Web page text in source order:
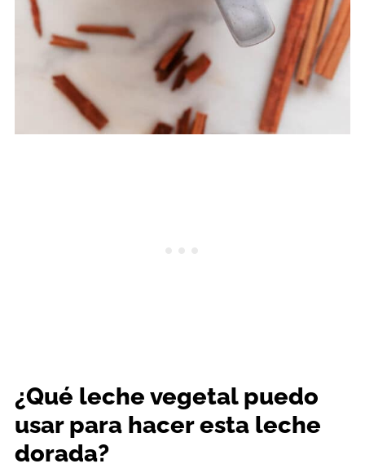
¿Qué leche vegetal puedo
usar para hacer esta leche
dorada?